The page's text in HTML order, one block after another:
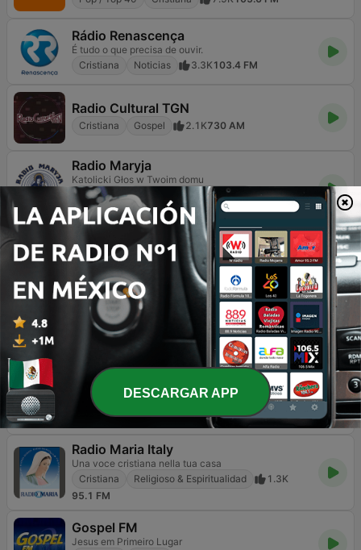
Rádio Renascença
É tudo o que precisa de ouvir.
Cristiana
Noticias 3.3K103.4 FM
Radio Cultural TGN
Cristiana Gospel 2.1K730 AM
Radio Maryja
Katolicki Głos w Twoim domu
Cristiana
Religioso & Espiritualidad
3K
98.0 FM
ESKA Impreska
Hity Na Czasie
Pop / Top 40
Cristiana 620 Online
KLOV K-Love
Positive, Encouraging, K-LOVE.
Cristiana
89.3 FM
Bosveld Stereo
Die stasie met 'n hart van goud
Cristiana
9.4K
107.5 FM
Radio Maria Italy
Una voce cristiana nella tua casa
Cristiana
Religioso & Espiritualidad
1.3K
95.1 FM
Gospel FM
Jesus em Primeiro Lugar
DESCARGAR APP